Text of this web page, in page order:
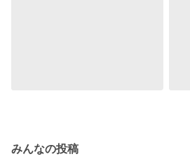
みんなの投稿